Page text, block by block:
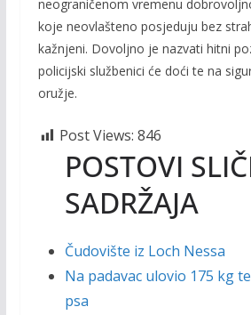
neograničenom vremenu
koje neovlašteno posjeduju bez
kažnjeni. Dovoljno je nazvati hitni
policijski službenici će doći te na
oružje.
Post Views: 846
POSTOVI
SADRŽAJA
Čudovište iz Loch Nessa
Na padavac ulovio 175 kg
psa